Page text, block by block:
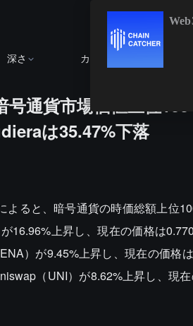
深さ カレンダー
号通貨市場価値上位
は35.47%下落
よると、暗号通貨の時価総額上位
16.96%上昇し、現在の価格は
）が9.45%上昇し、現在の価格
（UNI）が8.62%上昇し、現